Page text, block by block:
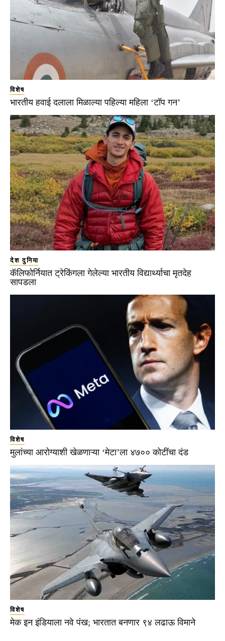
विशेष
भारतीय हवाई दलाला मिळाल्या पहिल्या महिला ‘टॉप गन’
देश दुनिया
कॅलिफोर्नियात ट्रेकिंगला गेलेल्या भारतीय विद्यार्थ्याचा मृतदेह
सापडला
विशेष
मुलांच्या आरोग्याशी खेळणाऱ्या ‘मेटा’ला ४७०० कोटींचा दंड
विशेष
मेक इन इंडियाला नवे पंख; भारतात बनणार ९४ लढाऊ विमाने